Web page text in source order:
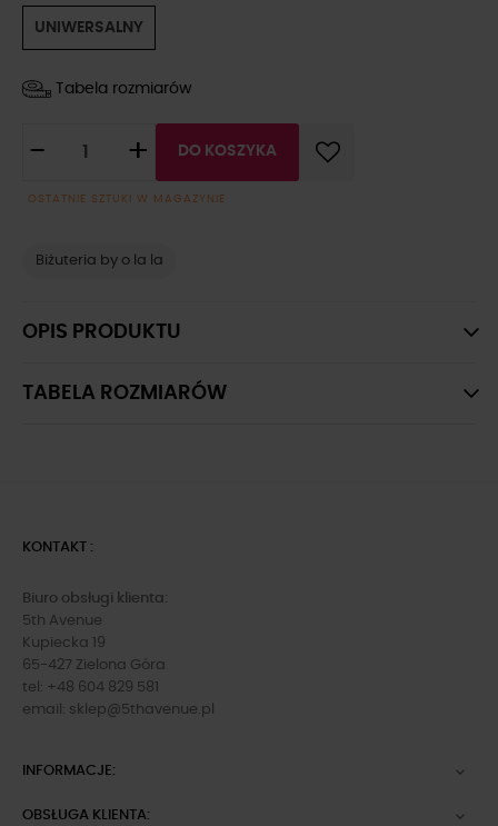
UNIWERSALNY
Tabela rozmiarów
- + DO KOSZYKA
OSTATNIE SZTUKI W MAGAZYNIE
Biżuteria by o la la
OPIS PRODUKTU
TABELA ROZMIARÓW
KONTAKT :
Biuro obsługi klienta:
5th Avenue
Kupiecka 19
65-427 Zielona Góra
tel: +48 604 829 581
email: sklep@5thavenue.pl
INFORMACJE: 
OBSŁUGA KLIENTA: 